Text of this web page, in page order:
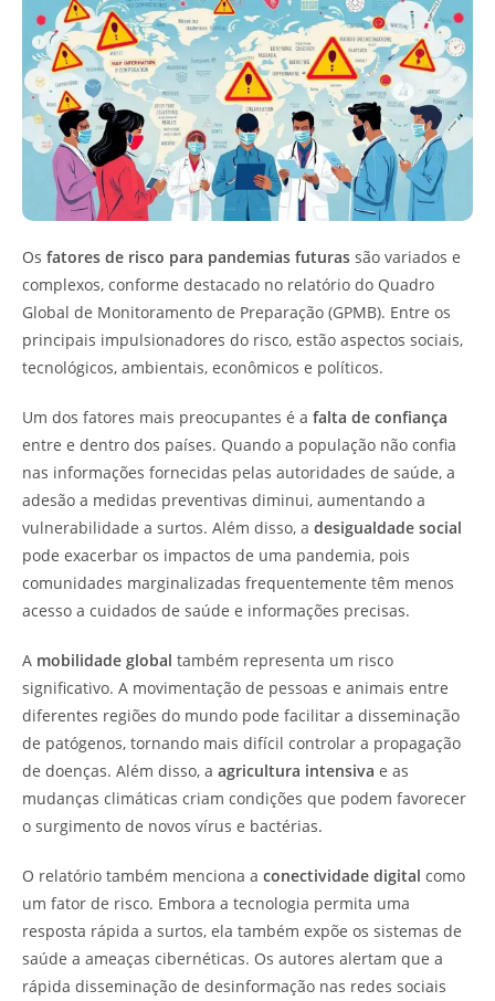
Os fatores de risco para pandemias futuras são variados e
complexos, conforme destacado no relatório do Quadro
Global de Monitoramento de Preparação (GPMB). Entre os
principais impulsionadores do risco, estão aspectos sociais,
tecnológicos, ambientais, econômicos e políticos.
Um dos fatores mais preocupantes é a falta de confiança
entre e dentro dos países. Quando a população não confia
nas informações fornecidas pelas autoridades de saúde, a
adesão a medidas preventivas diminui, aumentando a
vulnerabilidade a surtos. Além disso, a desigualdade social
pode exacerbar os impactos de uma pandemia, pois
comunidades marginalizadas frequentemente têm menos
acesso a cuidados de saúde e informações precisas.
A mobilidade global também representa um risco
significativo. A movimentação de pessoas e animais entre
diferentes regiões do mundo pode facilitar a disseminação
de patógenos, tornando mais difícil controlar a propagação
de doenças. Além disso, a agricultura intensiva e as
mudanças climáticas criam condições que podem favorecer
o surgimento de novos vírus e bactérias.
O relatório também menciona a conectividade digital como
um fator de risco. Embora a tecnologia permita uma
resposta rápida a surtos, ela também expõe os sistemas de
saúde a ameaças cibernéticas. Os autores alertam que a
rápida disseminação de desinformação nas redes sociais